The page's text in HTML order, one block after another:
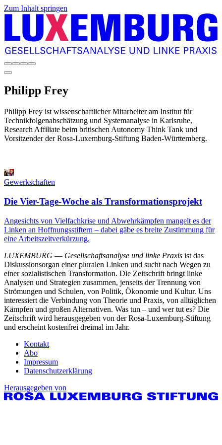
Zum Inhalt springen
Philipp Frey
Philipp Frey ist wissenschaftlicher Mitarbeiter am Institut für
Technikfolgenabschätzung und Systemanalyse in Karlsruhe,
Research Affiliate beim britischen Autonomy Think Tank und
Vorsitzender der Rosa-Luxemburg-Stiftung Baden-Württemberg.
Gewerkschaften
Die Vier-Tage-Woche als Transformationsprojekt
Angesichts von Vielfachkrise und Abwehrkämpfen mangelt es der
Linken an Hoffnungsstiftern – dabei gäbe es breite Zustimmung für
eine Arbeitszeitverkürzung.
LUXEMBURG — Gesellschaftsanalyse und linke Praxis ist das
Diskussionsorgan einer pluralen Linken und sucht nach Wegen zu
einer sozialistischen Transformation. Die Zeitschrift bringt linke
Analysen und Strategien zusammen, jenseits der Trennung von
Strömungen und Schulen, von Politik, Ökonomie und Kultur. Uns
interessiert die Verbindung von Theorie und Praxis, von alltäglichen
Kämpfen und großen Alternativen. Was tun – und wer tut es? Die
Zeitschrift wird herausgegeben von der Rosa-Luxemburg-Stiftung
und erscheint kostenfrei dreimal im Jahr.
Kontakt
Abo
Impressum
Datenschutzerklärung
Herausgegeben von